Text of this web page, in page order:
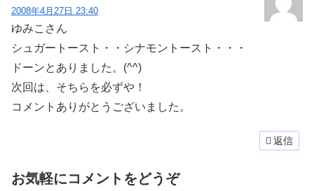
2008年4月27日 23:40
ゆみこさん
シュガートースト・・シナモントースト・・・
ドーンとありました。(^^)
次回は、そちらを必ずや！
コメントありがとうございました。
返信
お気軽にコメントをどうぞ